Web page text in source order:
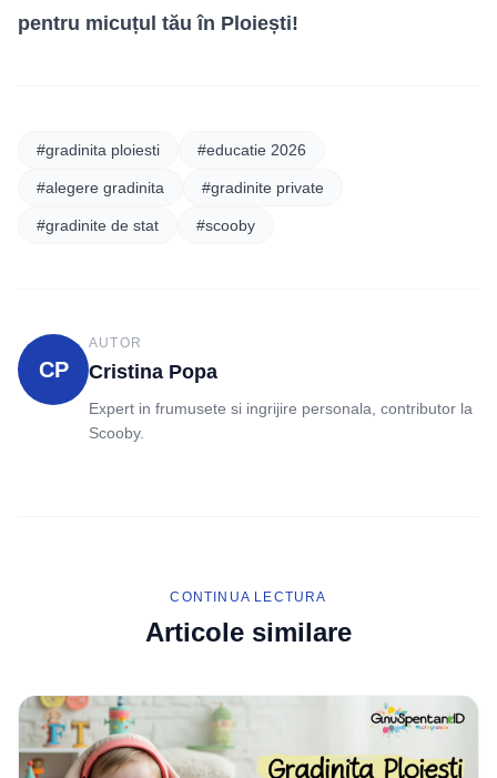
pentru micuțul tău în Ploiești!
#gradinita ploiesti #educatie 2026
#alegere gradinita #gradinite private
#gradinite de stat #scooby
CP
AUTOR
Cristina Popa
Expert in frumusete si ingrijire personala, contributor la
Scooby.
CONTINUA LECTURA
Articole similare